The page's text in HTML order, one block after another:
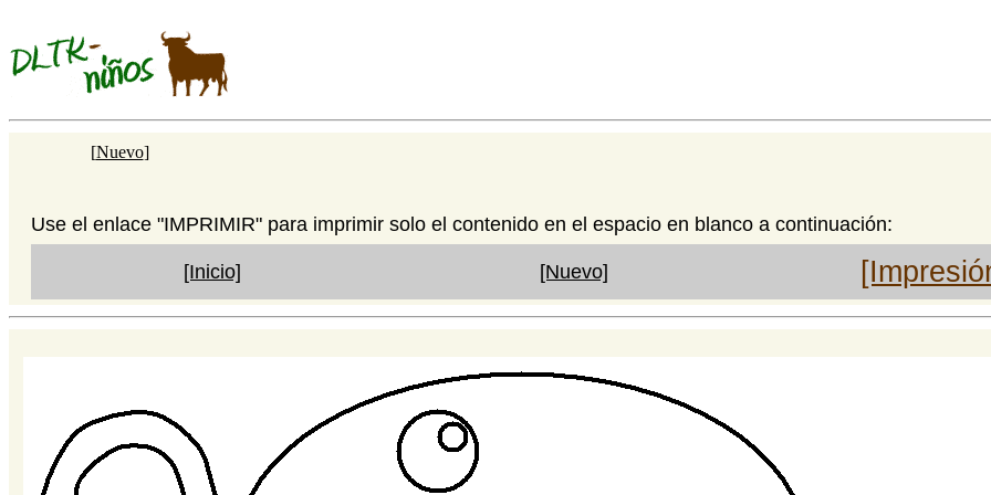
[Nuevo]
Use el enlace "IMPRIMIR" para imprimir solo el contenido en el espacio en blanco a continuación:
[Inicio] [Nuevo]